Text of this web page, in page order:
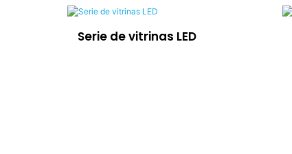
Serie de vitrinas LED